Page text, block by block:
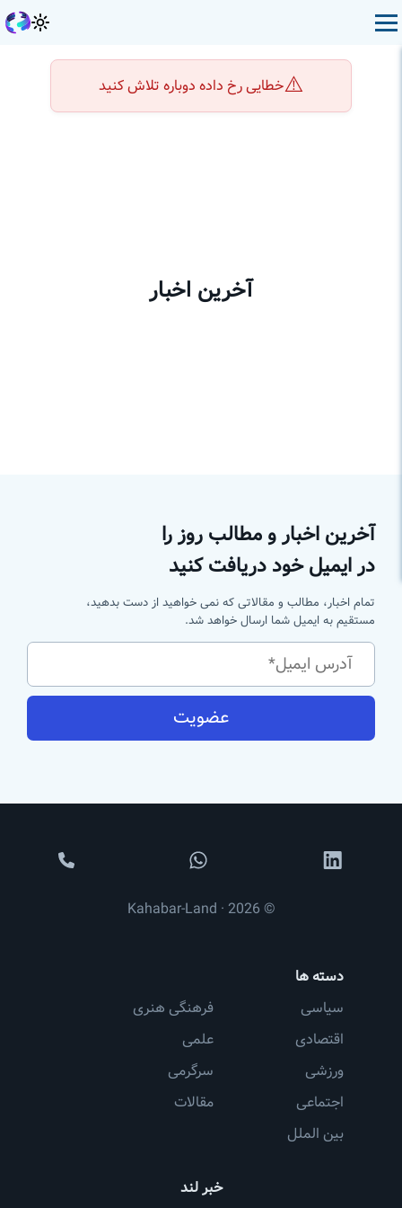
⚠️خطایی رخ داده دوباره تلاش کنید
آخرین اخبار
آخرین اخبار و مطالب روز را
در ایمیل خود دریافت کنید
تمام اخبار، مطالب و مقالاتی که نمی خواهید از دست بدهید،
مستقیم به ایمیل شما ارسال خواهد شد.
عضویت
خبر لند
دسته ها
سیاسی
اقتصادی
ورزشی
اجتماعی
بین الملل
فرهنگی هنری
علمی
سرگرمی
مقالات
© 2026 · Kahabar-Land